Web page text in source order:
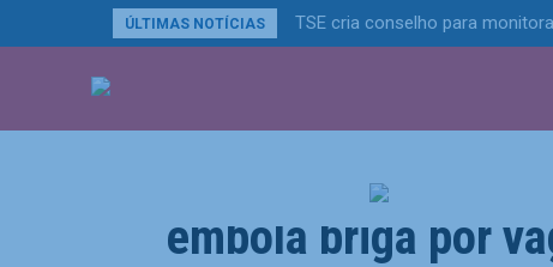
ÚLTIMAS NOTÍCIAS TSE cria conselho para
Esportes
Itália bate Israel
embola briga por